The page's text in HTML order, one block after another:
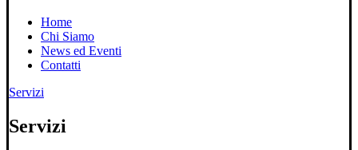
Home
Chi Siamo
News ed Eventi
Contatti
Servizi
Servizi